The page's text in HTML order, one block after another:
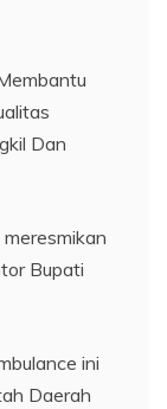
Dan
Bupati
ini
Daerah